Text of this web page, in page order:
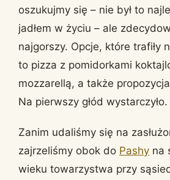
oszukujmy się – nie był to
jadłem w życiu – ale
najgorszy. Opcje, które trafiły
to pizza z pomidorkami
mozzarellą, a także
Na pierwszy głód wystarczyło.
Zanim udaliśmy się na
zajrzeliśmy obok do Pashy na
wieku towarzystwa przy